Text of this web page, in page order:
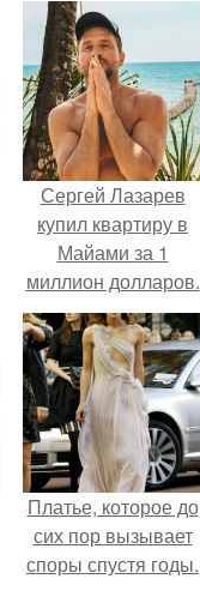
Сергей Лазарев
купил квартиру в
Майами за 1
миллион долларов.
Платье, которое до
сих пор вызывает
споры спустя годы.